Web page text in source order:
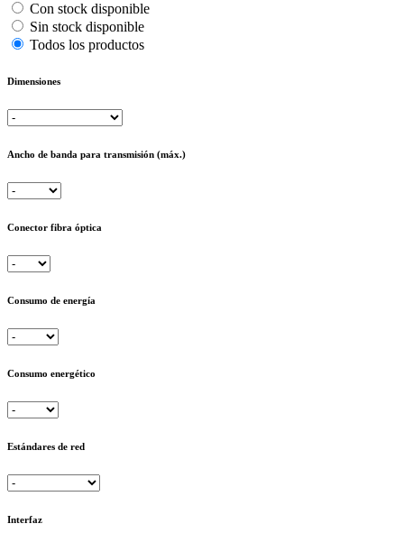
Con stock disponible
Sin stock disponible
Todos los productos
Dimensiones
Ancho de banda para transmisión (máx.)
Conector fibra óptica
Consumo de energía
Consumo energético
Estándares de red
Interfaz